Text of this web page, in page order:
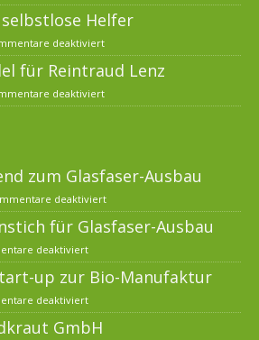
Helfer
deaktiviert
für Reintraud Lenz
deaktiviert
zum Glasfaser-Ausbau
deaktiviert
für Glasfaser-Ausbau
deaktiviert
up zur Bio-Manufaktur
deaktiviert
GmbH